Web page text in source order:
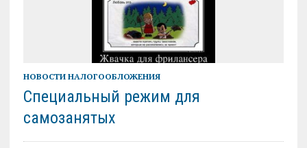
НОВОСТИ НАЛОГООБЛОЖЕНИЯ
Специальный режим для
самозанятых